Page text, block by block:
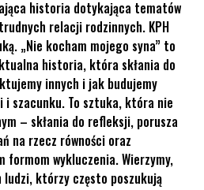
historia dotykająca tematów
relacji rodzinnych. KPH
„Nie kocham mojego syna” to
historia, która skłania do
innych i jak budujemy
szacunku. To sztuka, która nie
– skłania do refleksji, porusza
na rzecz równości oraz
formom wykluczenia. Wierzymy,
ludzi, którzy często poszukują